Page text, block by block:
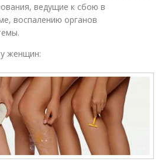
ведущие к сбою в
воспалению органов
женщин: